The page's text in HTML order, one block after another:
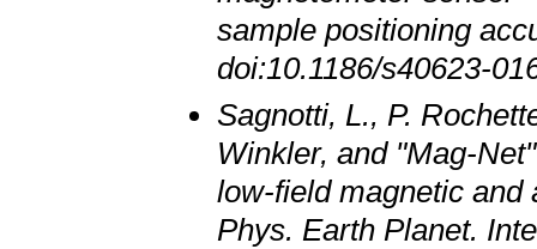
sample positioning
doi:10.1186/s40623-
Sagnotti, L., P.
Winkler, and "Mag-
low-field magnetic and
Phys. Earth Planet.